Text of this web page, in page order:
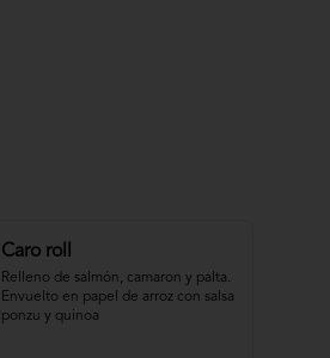
Caro roll
Relleno de salmón, camaron y palta.
Envuelto en papel de arroz con salsa
ponzu y quinoa